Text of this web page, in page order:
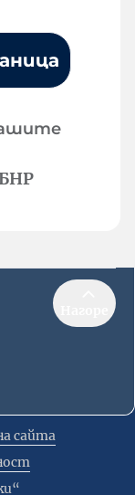
сайта